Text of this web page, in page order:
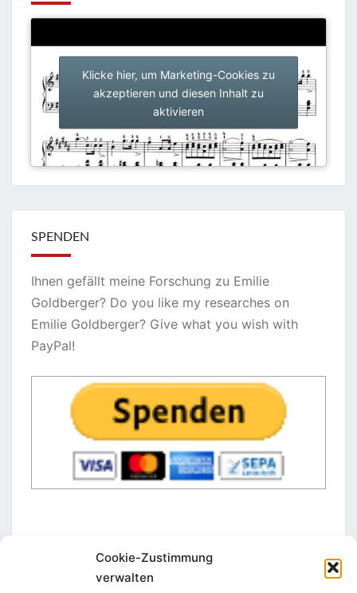
Cookie-Zustimmung
verwalten
Klicke hier, um Marketing-Cookies zu
akzeptieren und diesen Inhalt zu
aktivieren
SPENDEN
Ihnen gefällt meine Forschung zu Emilie
Goldberger? Do you like my researches on
Emilie Goldberger? Give what you wish with
PayPal!